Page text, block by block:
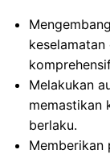
Melakukan
memastikan
berlaku.
Memberikan